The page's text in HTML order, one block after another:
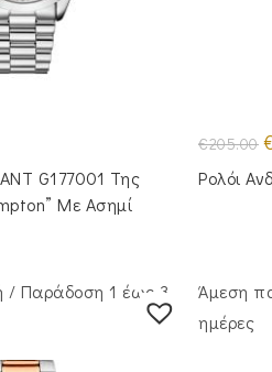
G177001 Της
Με Ασημί
€205.00
Ρολόι
/ Παράδoση 1 έως 3
Άμεση
ημέρες